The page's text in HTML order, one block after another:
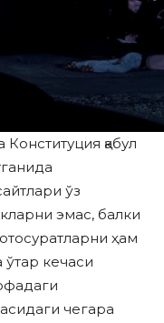
қабул
ўз
эмас, балки
ҳам
кечаси
чегара